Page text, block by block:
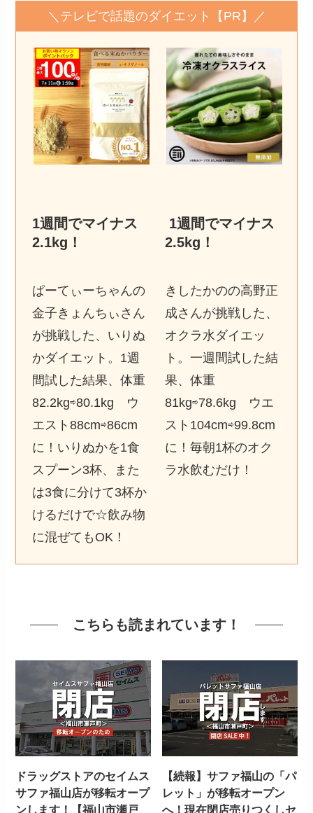
＼テレビで話題のダイエット【PR】／
1週間でマイナス
2.1kg ！
ぱーてぃーちゃんの
金子きょんちぃさん
が挑戦した、いりぬ
かダイエット。1週
間試した結果、体重
82.2kg⇨80.1kg ウ
エスト88cm⇨86cm
に！いりぬかを1食
スプーン3杯、また
は3食に分けて3杯か
けるだけで☆飲み物
に混ぜてもOK！
1週間でマイナス
2.5kg ！
きしたかのの高野正
成さんが挑戦した、
オクラ水ダイエッ
ト。一週間試した結
果、体重
81kg⇨78.6kg ウエ
スト104cm⇨99.8cm
に！毎朝1杯のオク
ラ水飲むだけ！
こちらも読まれています！
ドラッグストアのセイムス
サファ福山店が移転オープ
ンします！【福山市瀬戸
【続報】サファ福山の「パ
レット」が移転オープン
へ！現在閉店売りつくしセ